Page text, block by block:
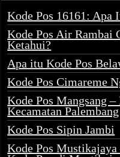
Kode Pos 16161: Apa
Kode Pos Air Rambai
Ketahui?
Apa itu Kode Pos
Kode Pos Cimareme
Kode Pos Mangsang
Kecamatan Palembang
Kode Pos Sipin Jambi
Kode Pos